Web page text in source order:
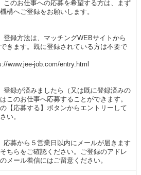
このお仕事への応募を希望する方は、まず
構へご登録をお願いします。
登録方法は、マッチングWEBサイトから
きます。既に登録されている方は不要で
www.jee-job.com/entry.html
登録が済みましたら（又は既に登録済みの
このお仕事へ応募することができます。
【応募する】ボタンからエントリーして
い。
応募から５営業日以内にメールが届きます
ちらをご確認ください。ご登録のアドレ
メール着信にはご留意ください。